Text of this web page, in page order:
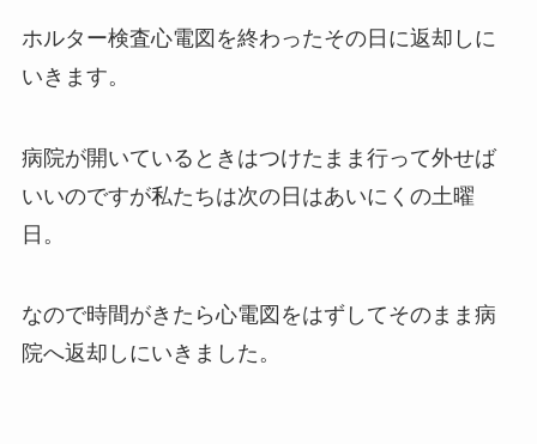
ホルター検査心電図を終わったその日に返却しに
いきます。
病院が開いているときはつけたまま行って外せば
いいのですが私たちは次の日はあいにくの土曜
日。
なので時間がきたら心電図をはずしてそのまま病
院へ返却しにいきました。